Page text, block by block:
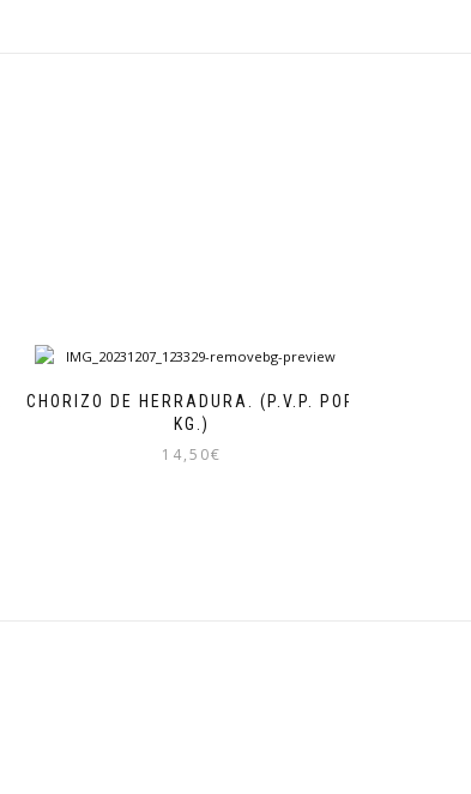
CHORIZO DE HERRADURA. (P.V.P. POR
KG.)
14,50€